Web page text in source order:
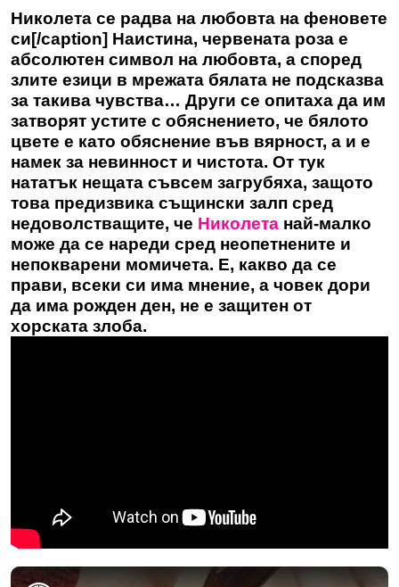
Николета се радва на любовта на феновете
си[/caption] Наистина, червената роза е
абсолютен символ на любовта, а според
злите езици в мрежата бялата не подсказва
за такива чувства… Други се опитаха да им
затворят устите с обяснението, че бялото
цвете е като обяснение във вярност, а и е
намек за невинност и чистота. От тук
нататък нещата съвсем загрубяха, защото
това предизвика същински залп сред
недоволстващите, че Николета най-малко
може да се нареди сред неопетнените и
непокварени момичета. Е, какво да се
прави, всеки си има мнение, а човек дори
да има рожден ден, не е защитен от
хорската злоба.